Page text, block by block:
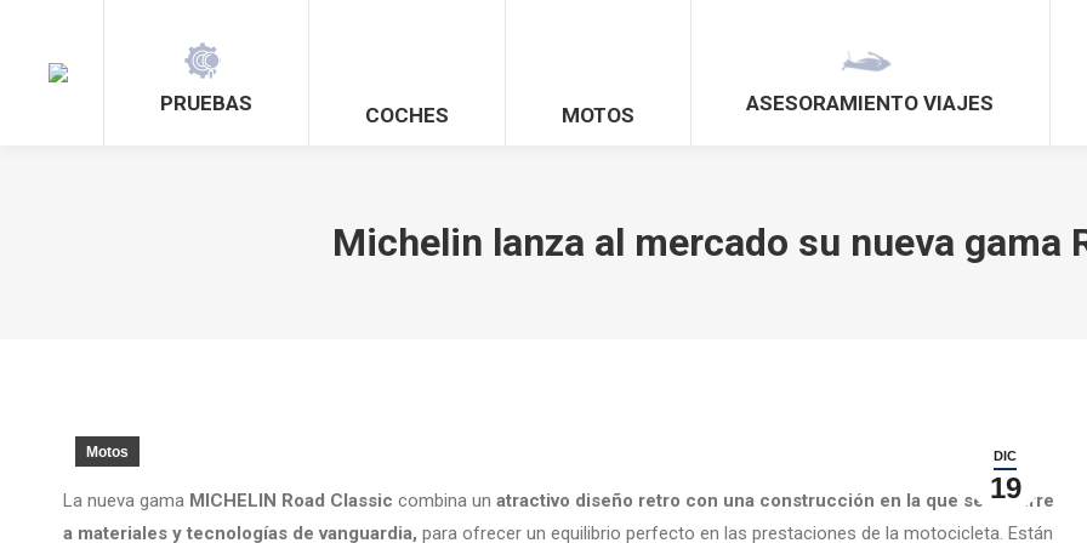
PRUEBAS COCHES MOTOS ASESORAMIENTO VIAJES
Michelin lanza al mercado su nueva gama
DIC
19
Motos
La nueva gama MICHELIN Road Classic combina un atractivo diseño retro con una construcción en la que se recurre
a materiales y tecnologías de vanguardia, para ofrecer un equilibrio perfecto en las prestaciones de la motocicleta. Están